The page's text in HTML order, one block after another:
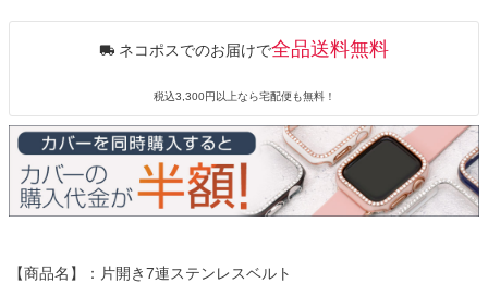
ネコポスでのお届けで全品送料無料
税込3,300円以上なら宅配便も無料！
【商品名】：片開き7連ステンレスベルト